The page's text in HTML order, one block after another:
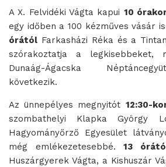
A X. Felvidéki Vágta kapui 10
egy időben a 100 kézműves vásár
órától Farkasházi Réka és a
szórakoztatja a legkisebbeket,
Dunaág-Ágacska
következik.
Az ünnepélyes megnyitót 12:30-
szombathelyi Klapka György
Hagyományőrző Egyesület
még emlékezetesebbé. 13
Huszárgyerek Vágta, a Kishuszár